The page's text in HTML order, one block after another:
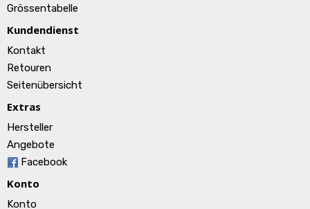
Grössentabelle
Kundendienst
Kontakt
Retouren
Seitenübersicht
Extras
Hersteller
Angebote
Facebook
Konto
Konto